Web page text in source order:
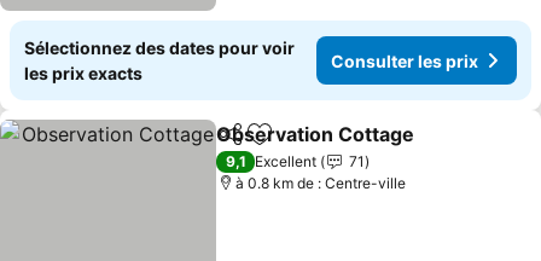
Sélectionnez des dates pour voir
les prix exacts
Consulter les prix
PartagerAjouter à mes favoris
Observation Cottage
9,1 Excellent
71
à 0.8 km de : Centre-ville